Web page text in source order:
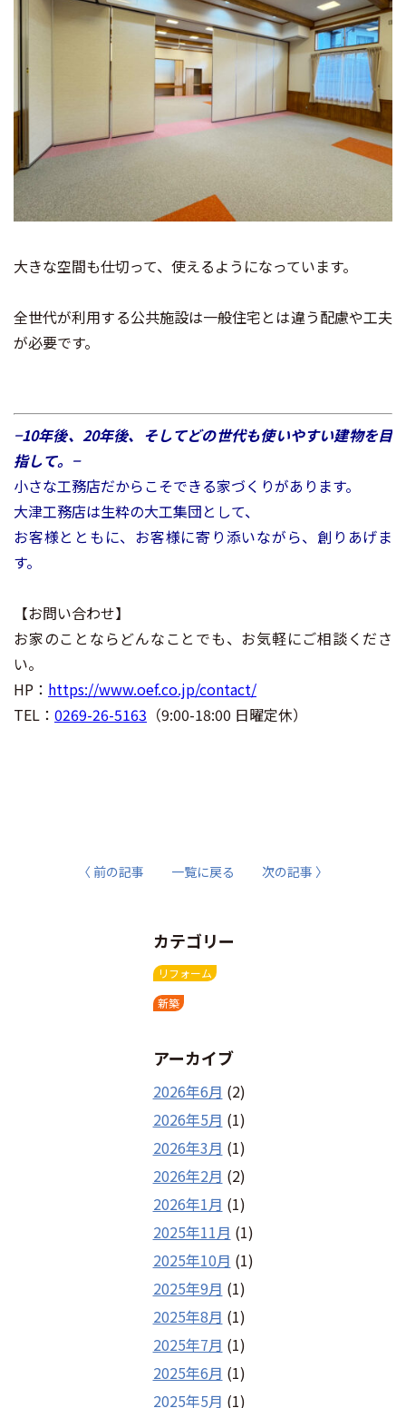
大きな空間も仕切って、使えるようになっています。
全世代が利用する公共施設は一般住宅とは違う配慮や工夫
が必要です。
−10年後、20年後、そしてどの世代も使いやすい建物を目
指して。 −
小さな工務店だからこそできる家づくりがあります。
大津工務店は生粋の大工集団として、
お客様とともに、お客様に寄り添いながら、創りあげま
す。
【お問い合わせ】
お家のことならどんなことでも、お気軽にご相談くださ
い。
HP： https://www.oef.co.jp/contact/
TEL： 0269-26-5163 （9:00-18:00 日曜定休）
〈 前の記事 一覧に戻る 次の記事 〉
カテゴリー
リフォーム
新築
アーカイブ
2026年6月 (2)
2026年5月 (1)
2026年3月 (1)
2026年2月 (2)
2026年1月 (1)
2025年11月 (1)
2025年10月 (1)
2025年9月 (1)
2025年8月 (1)
2025年7月 (1)
2025年6月 (1)
2025年5月 (1)